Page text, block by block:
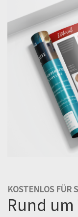
KOSTENLOS FÜR
Rund